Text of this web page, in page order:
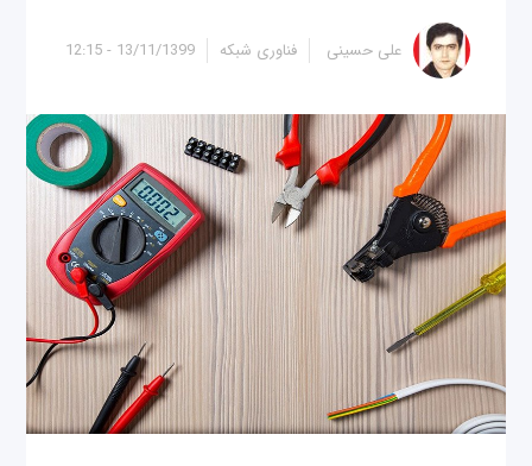
13/11/1399 - 12:15 علی حسینی فناوری شبکه